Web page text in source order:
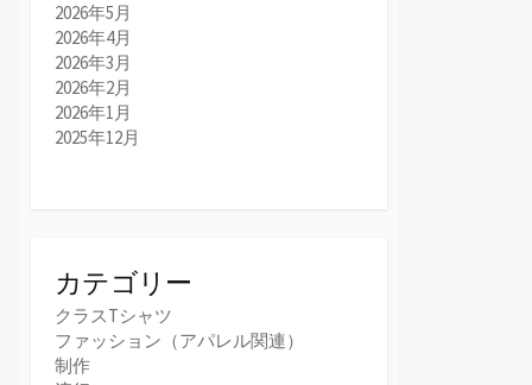
2026年5月
2026年4月
2026年3月
2026年2月
2026年1月
2025年12月
カテゴリー
クラスTシャツ
ファッション（アパレル関連）
制作